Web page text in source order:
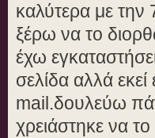
καλύτερα με
ξέρω να το
έχω
σελίδα αλλά
mail.δουλεύω
χρειάστηκε να